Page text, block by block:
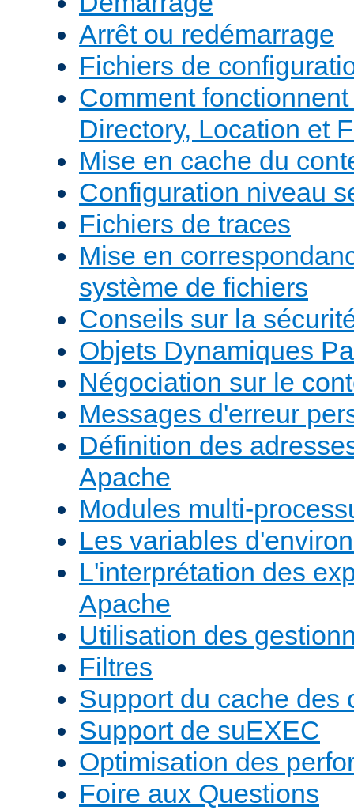
Arrêt ou redémarrage
Fichiers de
Comment
Directory, Location et
Mise en cache du
Configuration niveau
Fichiers de traces
Mise en
système de fichiers
Conseils sur la
Objets Dynamiques
Négociation sur le
Messages d'erreur
Définition des
Apache
Modules multi-
Les variables
L'interprétation des
Apache
Utilisation des
Filtres
Support du cache des
Support de suEXEC
Optimisation des
Foire aux Questions